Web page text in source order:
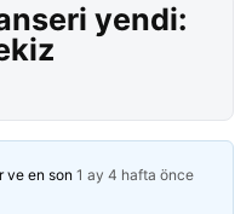
yendi:
ve en son 1 ay 4 hafta önce